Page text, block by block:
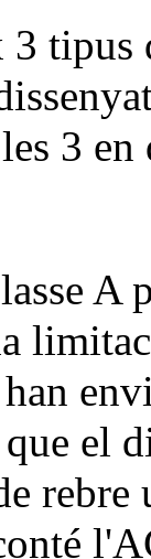
tipus
3
A
que el
rebre